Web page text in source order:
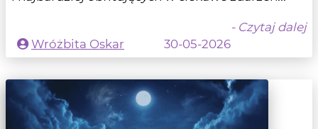
- Czytaj dalej
Wróżbita Oskar
30-05-2026